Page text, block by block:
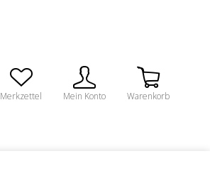
Merkzettel Mein Konto Warenkorb